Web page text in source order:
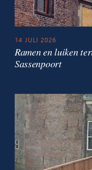
14 JULI 2026
Ramen en luiken
Sassenpoort